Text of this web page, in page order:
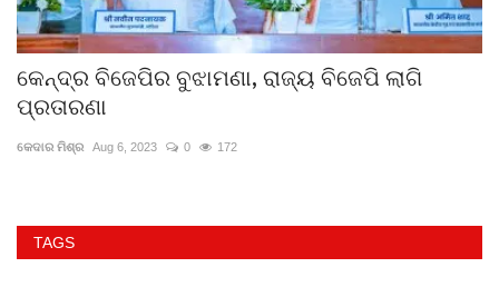
କେନ୍ଦ୍ର ବିଜେପିର ବୁଝାମଣା, ରାଜ୍ୟ ବିଜେପି ଲାଗି
ପ୍ରତାରଣା
କେଦାର ମିଶ୍ର Aug 6, 2023 0 172
TAGS